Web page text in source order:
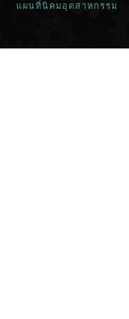
แผนที่นิคมอุตสาหกรรม